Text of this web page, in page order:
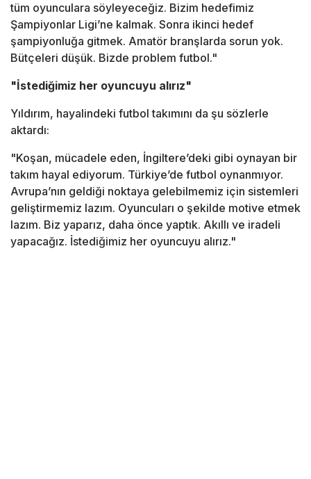
tüm oyunculara söyleyeceğiz. Bizim hedefimiz
Şampiyonlar Ligi’ne kalmak. Sonra ikinci hedef
şampiyonluğa gitmek. Amatör branşlarda sorun yok.
Bütçeleri düşük. Bizde problem futbol."
"İstediğimiz her oyuncuyu alırız"
Yıldırım, hayalindeki futbol takımını da şu sözlerle
aktardı:
"Koşan, mücadele eden, İngiltere’deki gibi oynayan bir
takım hayal ediyorum. Türkiye’de futbol oynanmıyor.
Avrupa’nın geldiği noktaya gelebilmemiz için sistemleri
geliştirmemiz lazım. Oyuncuları o şekilde motive etmek
lazım. Biz yaparız, daha önce yaptık. Akıllı ve iradeli
yapacağız. İstediğimiz her oyuncuyu alırız."